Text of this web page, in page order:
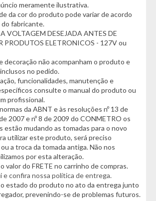
até grandes quantidades de comida. Além
o acabamento em inox confere um toque
combinando perfeitamente com
Potes Herméticos Electrolux de Vidro
mantém seus alimentos frescos por mais
e traz mais organização para sua
Electrolux e leve mais praticidade e
informadas pelo fabricante da marca*
meramente ilustrativa.
da cor do produto pode variar de acordo
fabricante.
VOLTAGEM DESEJADA ANTES DE
PRODUTOS ELETRONICOS - 127V ou
decoração não acompanham o produto e
no pedido.
funcionalidades, manutenção e
consulte o manual do produto ou
profissional.
da ABNT e às resoluções nº 13 de
2007 e nº 8 de 2009 do CONMETRO os
estão mudando as tomadas para o novo
utilizar este produto, será preciso
a troca da tomada antiga. Não nos
por esta alteração.
valor do FRETE no carrinho de compras.
e confira nossa política de entrega.
estado do produto no ato da entrega junto
prevenindo-se de problemas futuros.